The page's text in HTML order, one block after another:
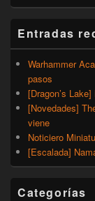
Entradas
Warhammer
pasos
[Dragon’s
[Novedades]
viene
Noticiero
[Escalada]
Categorías